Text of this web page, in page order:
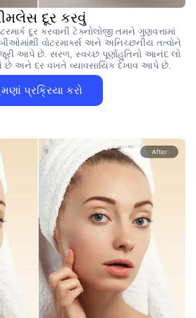
દૂર કરવું
દૂર કરવાની ટેક્નોલોજી તમને ગુણવત્તામાં
છબીઓમાંથી વોટરમાર્ક્સ અને અનિચ્છનીય તત્વોને
આપે છે. સરળ, સ્વચ્છ પૂર્ણાહુતિનો આનંદ લો
છે અને દર વખતે વ્યાવસાયિક દેખાવ આપે છે.
પ્રક્રિયા કરો